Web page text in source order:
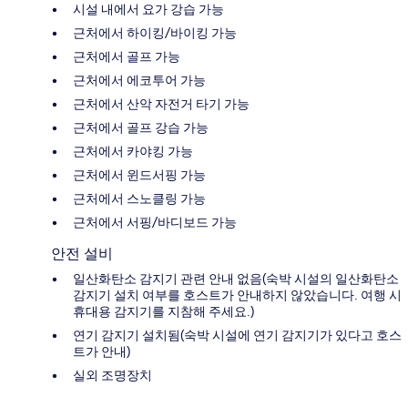
시설 내에서 요가 강습 가능
근처에서 하이킹/바이킹 가능
근처에서 골프 가능
근처에서 에코투어 가능
근처에서 산악 자전거 타기 가능
근처에서 골프 강습 가능
근처에서 카야킹 가능
근처에서 윈드서핑 가능
근처에서 스노클링 가능
근처에서 서핑/바디보드 가능
안전 설비
일산화탄소 감지기 관련 안내 없음(숙박 시설의 일산화탄소
감지기 설치 여부를 호스트가 안내하지 않았습니다. 여행 시
휴대용 감지기를 지참해 주세요.)
연기 감지기 설치됨(숙박 시설에 연기 감지기가 있다고 호스
트가 안내)
실외 조명장치